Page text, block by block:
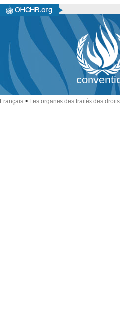
Français > Les organes des traités des